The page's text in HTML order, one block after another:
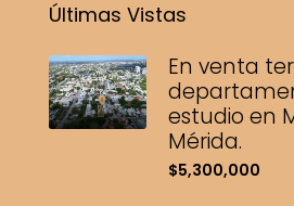
Últimas Vistas
En venta
estudio en
Mérida.
$5,300,000